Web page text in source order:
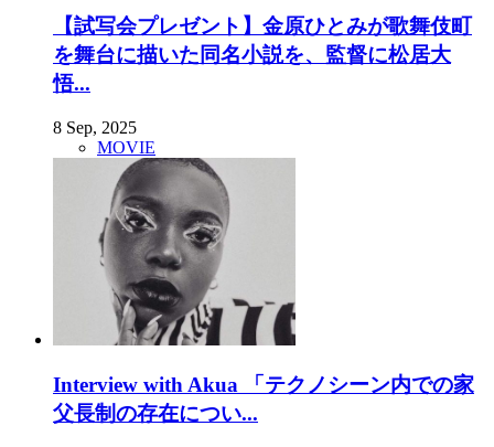
【試写会プレゼント】金原ひとみが歌舞伎町
を舞台に描いた同名小説を、監督に松居大
悟...
8 Sep, 2025
MOVIE
Interview with Akua 「テクノシーン内での家
父長制の存在につい...